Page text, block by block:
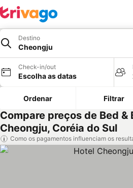
Destino
Cheongju
Check-in/out
Escolha as datas
Ordenar Filtrar
Compare preços de Bed &
Cheongju, Coréia do Sul
Como os pagamentos influenciam os